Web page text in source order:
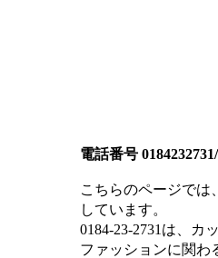
電話番号
こちらのページでは、
しています。
0184-23-2731 は、 カ
ファッションに関わ